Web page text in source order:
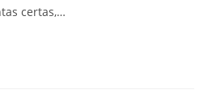
certas,…